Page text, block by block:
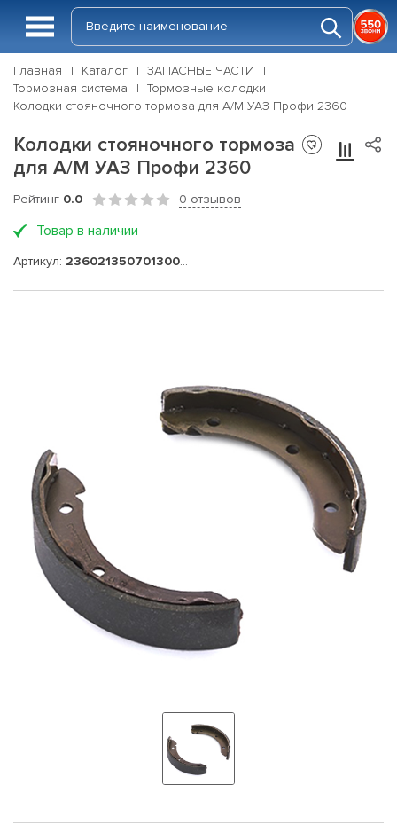
Главная Каталог
ЗАПАСНЫЕ ЧАСТИ
Тормозная система
Тормозные колодки
Колодки стояночного тормоза для А/М УАЗ Профи 2360
Колодки стояночного тормоза
для А/М УАЗ Профи 2360
Рейтинг 0.0 0 отзывов
Товар в наличии
Артикул: 236021350701300-05